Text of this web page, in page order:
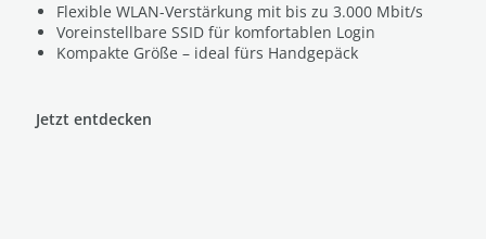
Flexible WLAN-Verstärkung mit bis zu 3.000 Mbit/s
Voreinstellbare SSID für komfortablen Login
Kompakte Größe – ideal fürs Handgepäck
Jetzt entdecken